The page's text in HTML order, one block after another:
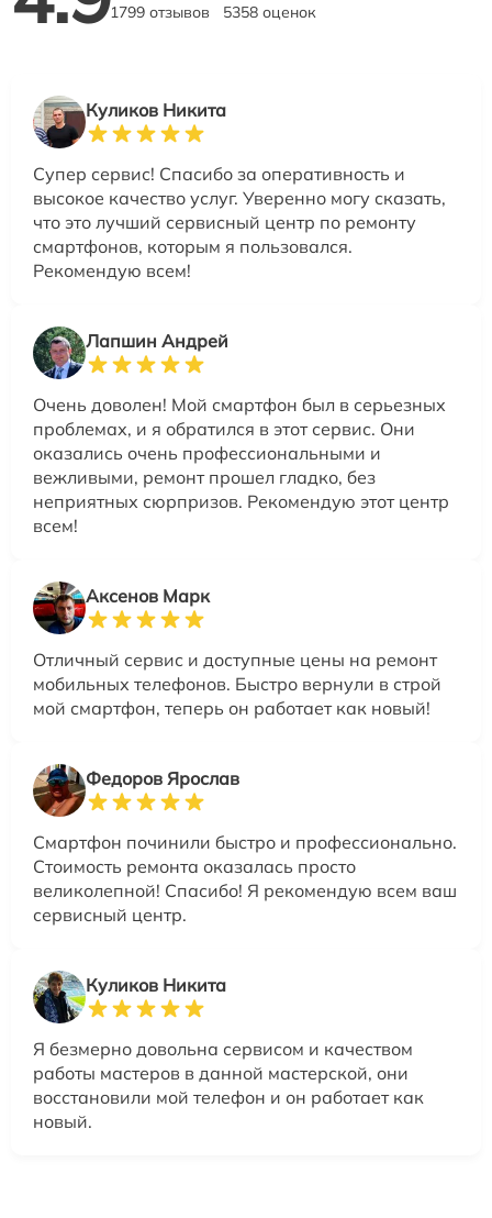
1799 отзывов 5358 оценок
Куликов Никита
Супер сервис! Спасибо за оперативность и
высокое качество услуг. Уверенно могу сказать,
что это лучший сервисный центр по ремонту
смартфонов, которым я пользовался.
Рекомендую всем!
Лапшин Андрей
Очень доволен! Мой смартфон был в серьезных
проблемах, и я обратился в этот сервис. Они
оказались очень профессиональными и
вежливыми, ремонт прошел гладко, без
неприятных сюрпризов. Рекомендую этот центр
всем!
Аксенов Марк
Отличный сервис и доступные цены на ремонт
мобильных телефонов. Быстро вернули в строй
мой смартфон, теперь он работает как новый!
Федоров Ярослав
Смартфон починили быстро и профессионально.
Стоимость ремонта оказалась просто
великолепной! Спасибо! Я рекомендую всем ваш
сервисный центр.
Куликов Никита
Я безмерно довольна сервисом и качеством
работы мастеров в данной мастерской, они
восстановили мой телефон и он работает как
новый.